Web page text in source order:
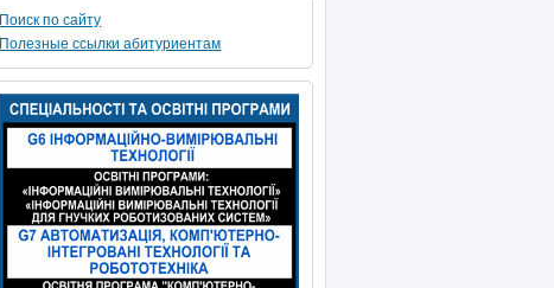
Поиск по сайту
Полезные ссылки абитуриентам